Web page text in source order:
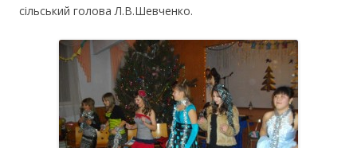
сільський голова Л.В.Шевченко.